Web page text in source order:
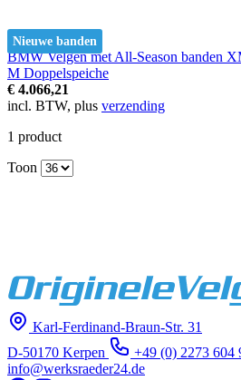
Nieuwe banden
BMW Velgen met All-Season banden
M Doppelspeiche
€ 4.066,21
incl. BTW, plus verzending
1 product
Toon
Karl-Ferdinand-Braun-Str. 31
D-50170 Kerpen
+49 (0) 2273 604
info@werksraeder24.de